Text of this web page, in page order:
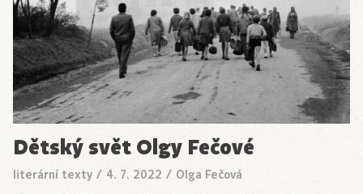
Dětský svět Olgy Fečové
literární texty / 4. 7. 2022 / Olga Fečová